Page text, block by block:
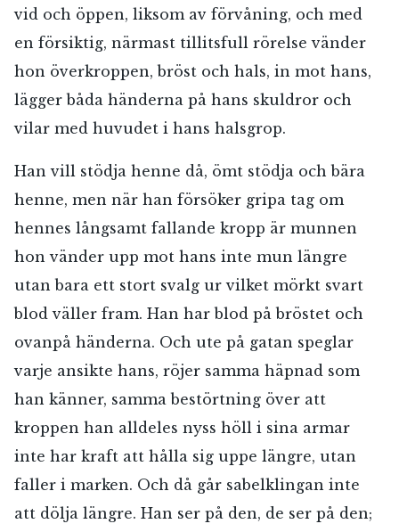
vid och öppen, liksom av förvåning, och med
en försiktig, närmast tillitsfull rörelse vänder
hon överkroppen, bröst och hals, in mot hans,
lägger båda händerna på hans skuldror och
vilar med huvudet i hans halsgrop.
Han vill stödja henne då, ömt stödja och bära
henne, men när han försöker gripa tag om
hennes långsamt fallande kropp är munnen
hon vänder upp mot hans inte mun längre
utan bara ett stort svalg ur vilket mörkt svart
blod väller fram. Han har blod på bröstet och
ovanpå händerna. Och ute på gatan speglar
varje ansikte hans, röjer samma häpnad som
han känner, samma bestörtning över att
kroppen han alldeles nyss höll i sina armar
inte har kraft att hålla sig uppe längre, utan
faller i marken. Och då går sabelklingan inte
att dölja längre. Han ser på den, de ser på den;